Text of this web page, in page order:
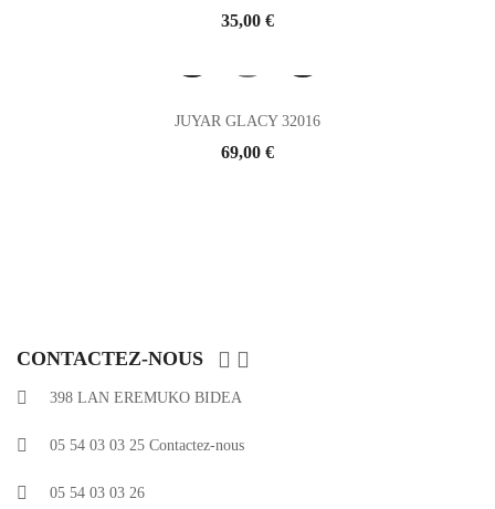
Prix
35,00 €
JUYAR GLACY 32016
Prix
69,00 €
CONTACTEZ-NOUS  
398 LAN EREMUKO BIDEA
05 54 03 03 25 Contactez-nous
05 54 03 03 26